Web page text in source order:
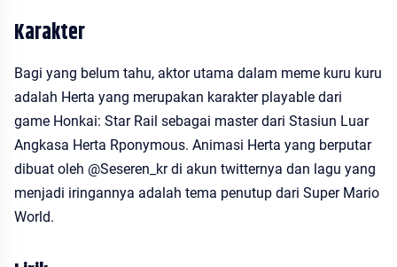
Karakter
Bagi yang belum tahu, aktor utama dalam meme kuru kuru
adalah Herta yang merupakan karakter playable dari
game Honkai: Star Rail sebagai master dari Stasiun Luar
Angkasa Herta Rponymous. Animasi Herta yang berputar
dibuat oleh @Seseren_kr di akun twitternya dan lagu yang
menjadi iringannya adalah tema penutup dari Super Mario
World.